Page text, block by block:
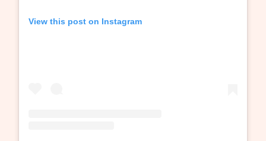
View this post on Instagram